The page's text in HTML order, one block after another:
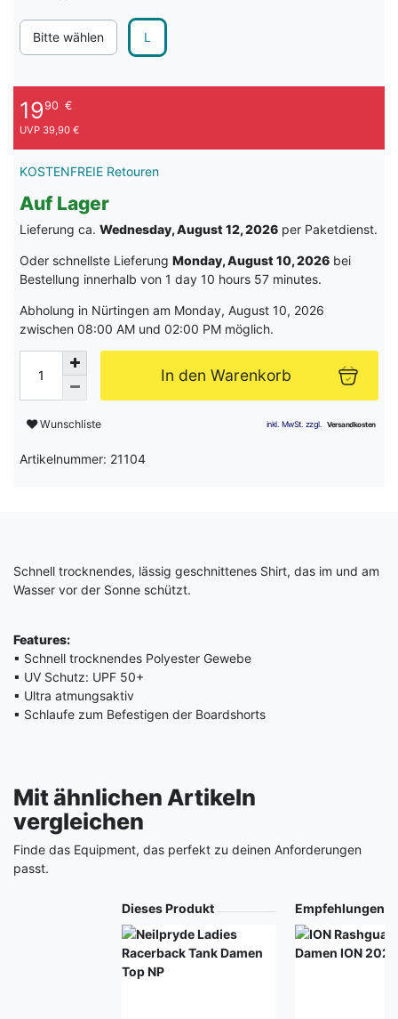
Bitte wählen L
1990 €
UVP 39,90 €
KOSTENFREIE Retouren
Auf Lager
Lieferung ca. Wednesday, August 12, 2026 per Paketdienst.
Oder schnellste Lieferung Monday, August 10, 2026 bei
Bestellung innerhalb von 1 day 10 hours 57 minutes.
Abholung in Nürtingen am Monday, August 10, 2026
zwischen 08:00 AM und 02:00 PM möglich.
In den Warenkorb
Wunschliste
Artikelnummer: 21104
Schnell trocknendes, lässig geschnittenes Shirt, das im und am
Wasser vor der Sonne schützt.
Features:
▪ Schnell trocknendes Polyester Gewebe
▪ UV Schutz: UPF 50+
▪ Ultra atmungsaktiv
▪ Schlaufe zum Befestigen der Boardshorts
Mit ähnlichen Artikeln
vergleichen
Finde das Equipment, das perfekt zu deinen Anforderungen
passt.
Dieses Produkt Empfehlungen